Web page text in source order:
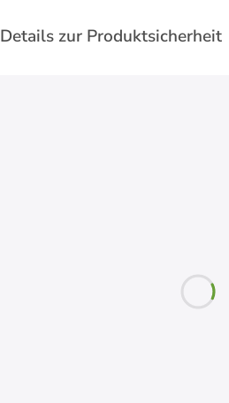
Details zur Produktsicherheit